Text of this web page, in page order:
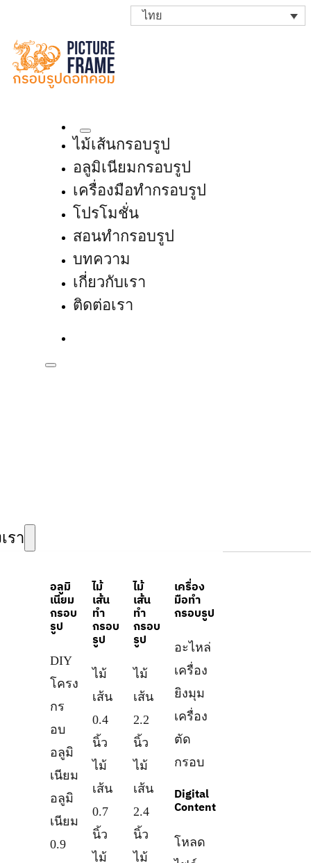
ไทย
ไม้เส้นกรอบรูป
อลูมิเนียมกรอบรูป
เครื่องมือทำกรอบรูป
โปรโมชั่น
สอนทำกรอบรูป
บทความ
เกี่ยวกับเรา
ติดต่อเรา
รา
อลูมิ
เนียม
กรอบ
รูป
DIY
โครง
กร
อบ
อลูมิ
เนียม
อลูมิ
เนียม
0.9
ไม้
เส้น
ทำ
กรอบ
รูป
ไม้
เส้น
0.4
นิ้ว
ไม้
เส้น
0.7
นิ้ว
ไม้
ไม้
เส้น
ทำ
กรอบ
รูป
ไม้
เส้น
2.2
นิ้ว
ไม้
เส้น
2.4
นิ้ว
ไม้
เครื่อง
มือทำ
กรอบรูป
อะไหล่
เครื่อง
ยิงมุม
เครื่อง
ตัด
กรอบ
Digital
Content
โหลด